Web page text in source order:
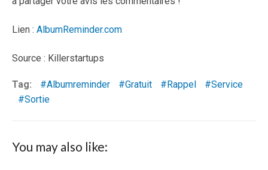
Lien : AlbumReminder.com
Source : Killerstartups
Tag: Albumreminder Gratuit Rappel
Service
Sortie
You may also like: